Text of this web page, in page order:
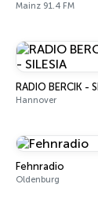
Mainz 91.4 FM
Hannover
Fehnradio
Oldenburg